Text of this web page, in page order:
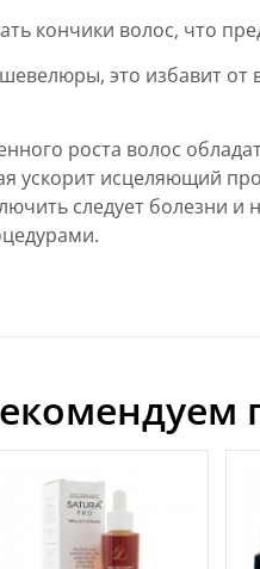
кончики волос, что
это избавит
роста волос
ускорит исцеляющий
следует болезни